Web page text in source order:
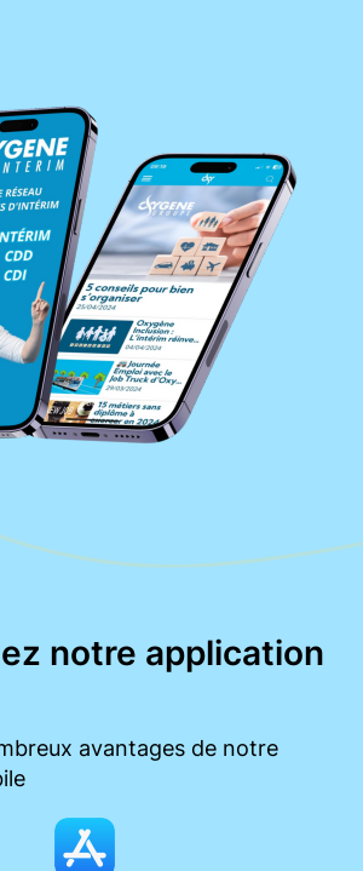
notre application
avantages de notre